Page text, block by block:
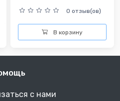
0 отзыв(ов)
В корзину
с нами